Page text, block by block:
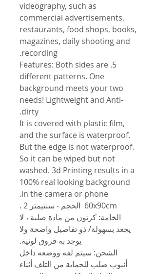
videography, such as
commercial advertisements,
restaurants, food shops, books,
magazines, daily shooting and
recording.
5. Features: Both sides are
different patterns. One
background meets your two
needs! Lightweight and Anti-
dirty.
It is covered with plastic film,
and the surface is waterproof.
But the edge is not waterproof.
So it can be wiped but not
washed. 3d Printing results in a
100% real looking background
in the camera or phone.
الخامة: كرتون من مادة صلبة ، لا
يجعد بسهولة/ ذو تفاصيل واضحة ولا
يوجد به فروق لونية.
الشحن: سيتم لفه ووضعه داخل
أنبوب صلب للحماية من التلف أثناء